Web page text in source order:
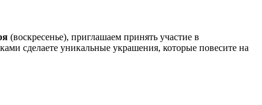
(воскресенье), приглашаем принять участие в
сделаете уникальные украшения, которые повесите на